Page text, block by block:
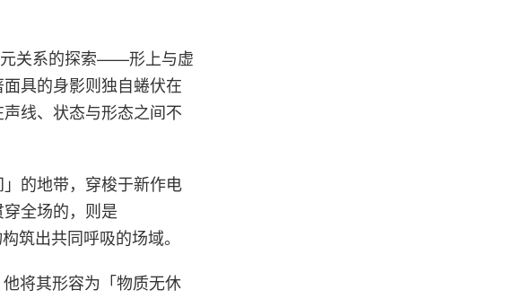
元关系的探索——形上与虚
具的身影则独自蜷伏在
线、状态与形态之间不
的地带，穿梭于新作电
全场的，则是
筑出共同呼吸的场域。
将其形容为「物质无休